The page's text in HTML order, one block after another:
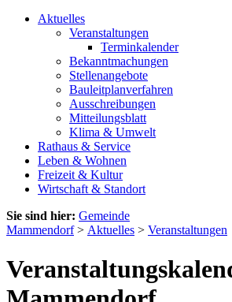
Aktuelles
Veranstaltungen
Terminkalender
Bekanntmachungen
Stellenangebote
Bauleitplanverfahren
Ausschreibungen
Mitteilungsblatt
Klima & Umwelt
Rathaus & Service
Leben & Wohnen
Freizeit & Kultur
Wirtschaft & Standort
Sie sind hier: Gemeinde
Mammendorf> Aktuelles > Veranstaltungen